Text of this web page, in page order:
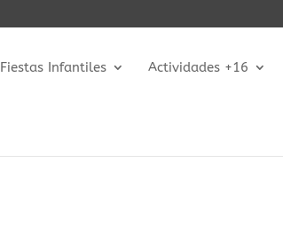
Fiestas Infantiles Actividades +16